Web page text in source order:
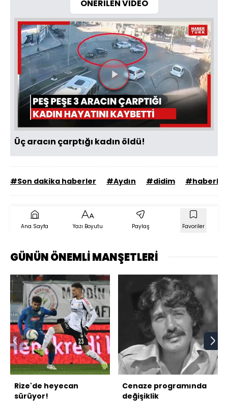
ÖNERİLEN VİDEO
Videoyu
Oynat
Üç aracın çarptığı kadın öldü!
#Son dakika haberler #Aydın #didim #haberler
Ana Sayfa Yazı Boyutu Paylaş Favoriler
GÜNÜN ÖNEMLİ MANŞETLERİ
Rize'de heyecan
sürüyor!
Cenaze programında
değişiklik